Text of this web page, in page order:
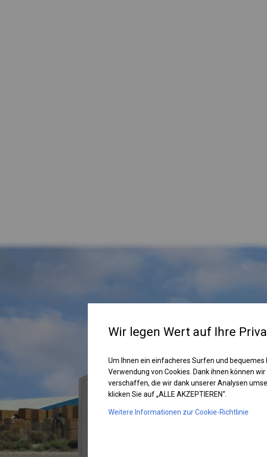
Wir legen Wert auf Ihre
Um Ihnen ein einfacheres Surfen und
Verwendung von Cookies. Dank ihnen können
verschaffen, die wir dank unserer Analysen
klicken Sie auf „ALLE AKZEPTIEREN“.
Weitere Informationen zur Cookie-Richtlinie